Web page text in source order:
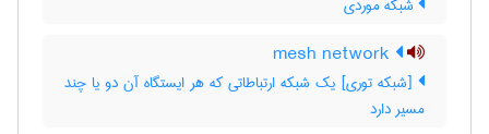
[شبکه توری] یک شبکه ارتباطاتی که هر ایستگاه آن دو یا چند
مسیر دارد